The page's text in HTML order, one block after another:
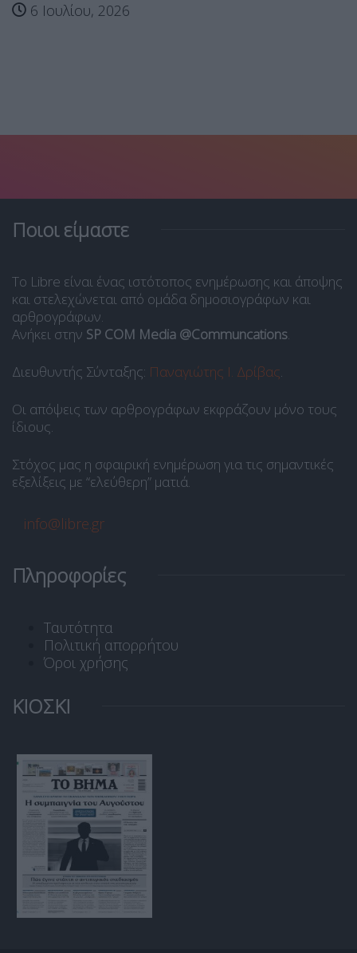
6 Ιουλίου, 2026
Ποιοι είμαστε
Το Libre είναι ένας ιστότοπος ενημέρωσης και άποψης
και στελεχώνεται από ομάδα δημοσιογράφων και
αρθρογράφων.
Ανήκει στην SP COM Media @Communcations.
Διευθυντής Σύνταξης: Παναγιώτης Ι. Δρίβας.
Οι απόψεις των αρθρογράφων εκφράζουν μόνο τους
ίδιους.
Στόχος μας η σφαιρική ενημέρωση για τις σημαντικές
εξελίξεις με “ελεύθερη” ματιά.
info@libre.gr
Πληροφορίες
Ταυτότητα
Πολιτική απορρήτου
Όροι χρήσης
ΚΙΟΣΚΙ